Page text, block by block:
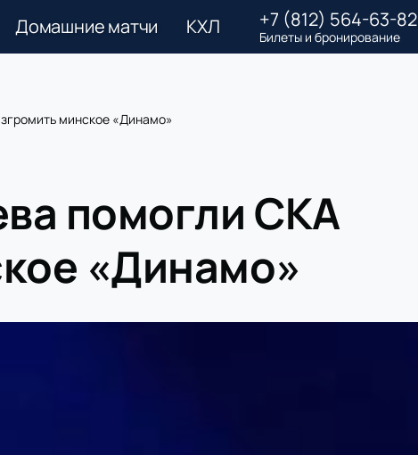
Домашние матчи КХЛ +7 (812) 564-63-82
Билеты и бронирование
минское «Динамо»
помогли СКА
«Динамо»